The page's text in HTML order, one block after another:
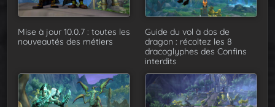
Mise à jour 10.0.7 : toutes les
nouveautés des métiers
Guide du vol à dos de
dragon : récoltez les 8
dracoglyphes des Confins
interdits